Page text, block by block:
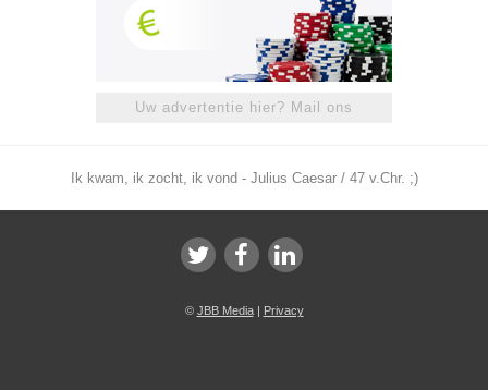
Uw advertentie hier? Mail ons
Ik kwam, ik zocht, ik vond - Julius Caesar / 47 v.Chr. ;)
© JBB Media| Privacy